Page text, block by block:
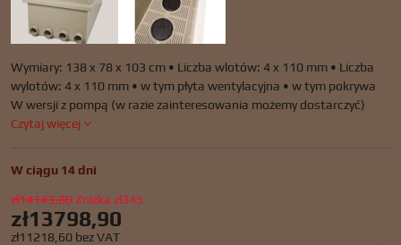
Wymiary: 138 x 78 x 103 cm • Liczba wlotów: 4 x 110 mm • Liczba
wylotów: 4 x 110 mm • w tym płyta wentylacyjna • w tym pokrywa
W wersji z pompą (w razie zainteresowania możemy dostarczyć)
Czytaj więcej
W ciągu 14 dni
zł14143,80Zniżka zł345
zł13798,90
zł11218,60 bez VAT